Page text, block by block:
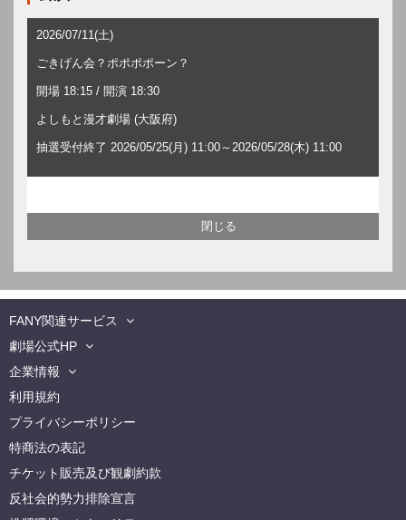
2026/07/11(土)
ごきげん会？ポポポポーン？
開場 18:15 / 開演 18:30
よしもと漫才劇場 (大阪府)
抽選受付終了 2026/05/25(月) 11:00～2026/05/28(木) 11:00
FANY関連サービス
劇場公式HP
企業情報
利用規約
プライバシーポリシー
特商法の表記
チケット販売及び観劇約款
反社会的勢力排除宣言